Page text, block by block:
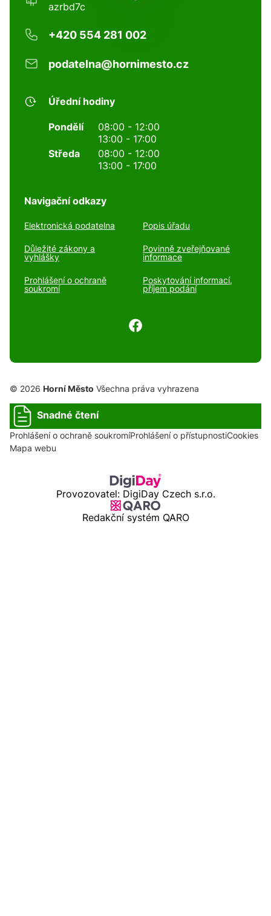
azrbd7c
+420 554 281 002
podatelna@hornimesto.cz
Úřední hodiny
Pondělí
08:00 - 12:00
13:00 - 17:00
Středa
08:00 - 12:00
13:00 - 17:00
Navigační odkazy
Elektronická podatelna Popis úřadu
Důležité zákony a
vyhlášky
Povinně zveřejňované
informace
Prohlášení o ochraně
soukromí
Poskytování informací,
příjem podání
© 2026 Horní Město Všechna práva vyhrazena
Snadné čtení
Prohlášení o ochraně soukromíProhlášení o přístupnostiCookies
Mapa webu
Provozovatel: DigiDay Czech s.r.o.
Redakční systém QARO